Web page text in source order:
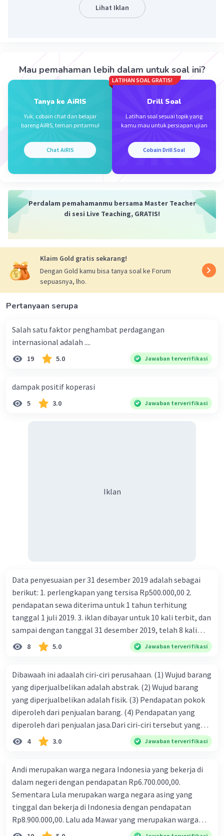
(bagi yang memberikan modal), dan laba
(bagi yang mengandalkan keahliannya),
Beri Rating·0.0(0) Balas
30 Desember 2023 09:49
Setelah itu, rumah tangga konsumen akan mendapat
sewa dari rumah tangga produsen.
Lihat Iklan
Mau pemahaman lebih dalam untuk soal ini?
Tanya ke AiRIS
Yuk, cobain chat dan belajar
bareng AiRIS, teman pintarmu!
Chat AiRIS
LATIHAN SOAL GRATIS!
Drill Soal
Latihan soal sesuai topik yang
kamu mau untuk persiapan ujian
Cobain Drill Soal
Perdalam pemahamanmu bersama Master Teacher
di sesi Live Teaching, GRATIS!
Klaim Gold gratis sekarang!
Dengan Gold kamu bisa tanya soal ke Forum
sepuasnya, lho.
Pertanyaan serupa
Salah satu faktor penghambat perdagangan
internasional adalah ....
19 5.0 Jawaban terverifikasi
dampak positif koperasi
5 3.0 Jawaban terverifikasi
Iklan
Data penyesuaian per 31 desember 2019 adalah sebagai
berikut: 1. perlengkapan yang tersisa Rp500.000,00 2.
pendapatan sewa diterima untuk 1 tahun terhitung
tanggal 1 juli 2019. 3. iklan dibayar untuk 10 kali terbit, dan
sampai dengan tanggal 31 desember 2019, telah 8 kali
terbit. 4. gaji terutang untuk periode berjalan sebesar
Rp800.000,00 dari data di atas, pencatatan jurnal pembalik
8 5.0 Jawaban terverifikasi
Dibawaah ini adaalah ciri-ciri perusahaan. (1) Wujud barang
yang diperjualbelikan adalah abstrak. (2) Wujud barang
yang diperjualbelikan adalah fisik. (3) Pendapatan pokok
diperoleh dari penjualan barang. (4) Pendapatan yang
diperoleh dari penjualan jasa.Dari ciri-ciri tersebut yang
merupakan ciri dari perusahaan dagang ditunjukan pada
nomor…. a. 1 dan 3 b. 3 dan 4 c. 2 dan 3 d. 1 dan 2 e. 2 dan 4
4 3.0 Jawaban terverifikasi
Andi merupakan warga negara Indonesia yang bekerja di
dalam negeri dengan pendapatan Rp6.700.000,00.
Sementara Lula merupakan warga negara asing yang
tinggal dan bekerja di Indonesia dengan pendapatan
Rp8.900.000,00. Lalu ada Mawar yang merupakan warga
negara Indonesia yang tinggal dan bekerja di luar negeri